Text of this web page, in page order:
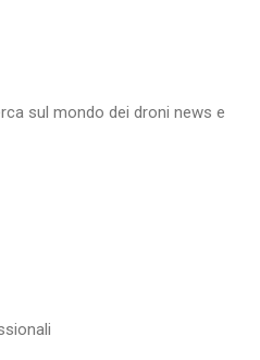
sul mondo dei droni news e